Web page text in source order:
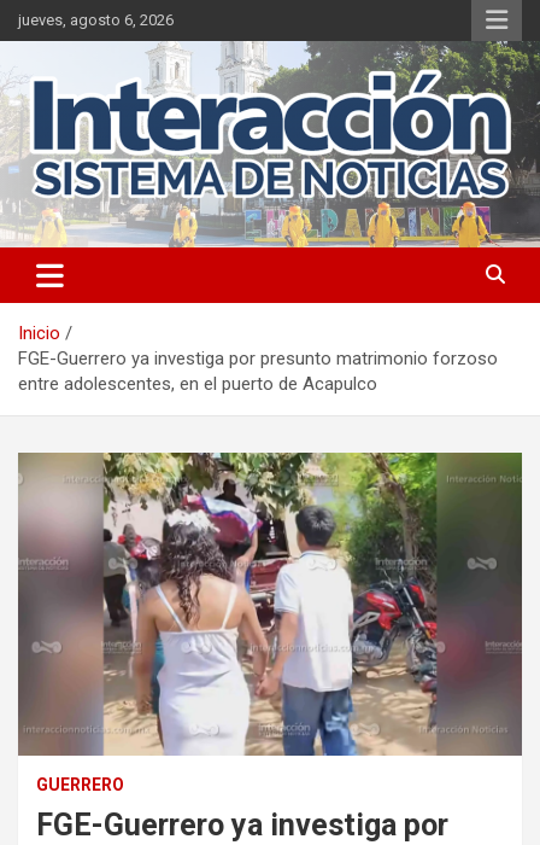
Saltar
al
jueves, agosto 6, 2026
Inicio
FGE-Guerrero ya investiga por presunto matrimonio forzoso
entre adolescentes, en el puerto de Acapulco
GUERRERO
FGE-Guerrero ya investiga por